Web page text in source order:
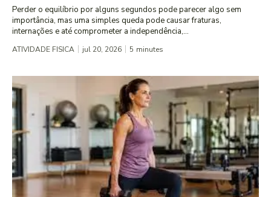
Perder o equilíbrio por alguns segundos pode parecer algo sem
importância, mas uma simples queda pode causar fraturas,
internações e até comprometer a independência,...
ATIVIDADE FISICA jul 20, 2026 5 minutes